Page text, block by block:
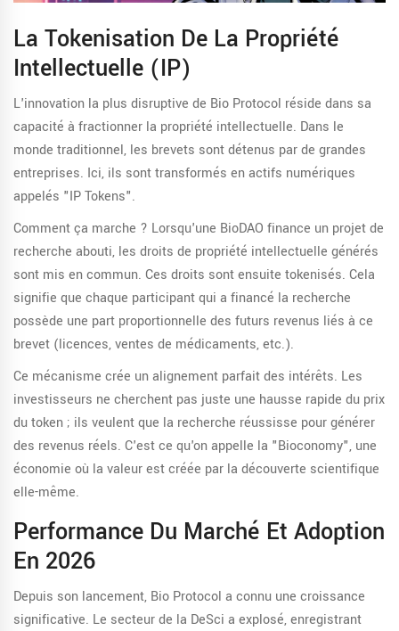
La Tokenisation De La Propriété
Intellectuelle (IP)
L'innovation la plus disruptive de Bio Protocol réside dans sa
capacité à fractionner la propriété intellectuelle. Dans le
monde traditionnel, les brevets sont détenus par de grandes
entreprises. Ici, ils sont transformés en actifs numériques
appelés "IP Tokens".
Comment ça marche ? Lorsqu'une BioDAO finance un projet de
recherche abouti, les droits de propriété intellectuelle générés
sont mis en commun. Ces droits sont ensuite tokenisés. Cela
signifie que chaque participant qui a financé la recherche
possède une part proportionnelle des futurs revenus liés à ce
brevet (licences, ventes de médicaments, etc.).
Ce mécanisme crée un alignement parfait des intérêts. Les
investisseurs ne cherchent pas juste une hausse rapide du prix
du token ; ils veulent que la recherche réussisse pour générer
des revenus réels. C'est ce qu'on appelle la "Bioconomy", une
économie où la valeur est créée par la découverte scientifique
elle-même.
Performance Du Marché Et Adoption
En 2026
Depuis son lancement, Bio Protocol a connu une croissance
significative. Le secteur de la DeSci a explosé, enregistrant